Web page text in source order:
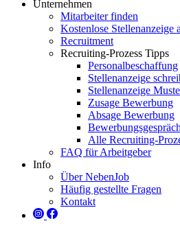
Unternehmen
Mitarbeiter finden
Kostenlose Stellenanzeige
Recruitment
Recruiting-Prozess Tipps
Personalbeschaffung
Stellenanzeige
Stellenanzeige
Zusage Bewerbung
Absage Bewerbung
Alle Recruiting-
FAQ für Arbeitgeber
Info
Über NebenJob
Häufig gestellte Fragen
Kontakt